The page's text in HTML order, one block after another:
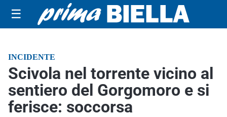
☰
INCIDENTE
Scivola nel torrente vicino al
sentiero del Gorgomoro e si
ferisce: soccorsa